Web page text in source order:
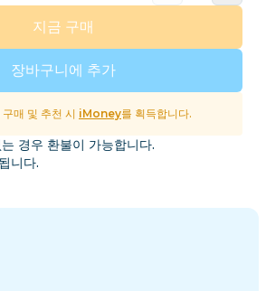
장바구니에 추가
지금 구매
매 및 추천 시 iMoney를 획득합니다.
경우 환불이 가능합니다.
니다.